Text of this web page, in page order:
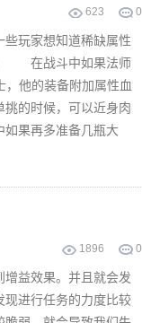
623 0
玩家想知道稀缺属性
！ 在战斗中如果法师
他的装备附加属性血
的时候，可以近身肉
如果再多准备几瓶大
1896 0
益效果。并且就会发
现进行任务的力度比较